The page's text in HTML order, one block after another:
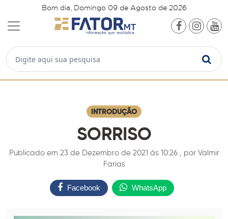
Bom dia, Domingo 09 de Agosto de 2026
INTRODUÇÃO
SORRISO
Publicado em 23 de Dezembro de 2021 ás 10:26 , por Valmir
Farias
Facebook WhatsApp